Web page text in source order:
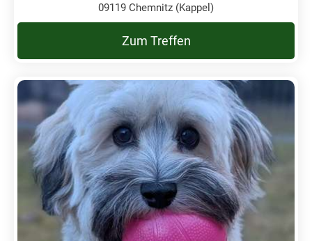
09119 Chemnitz (Kappel)
Zum Treffen